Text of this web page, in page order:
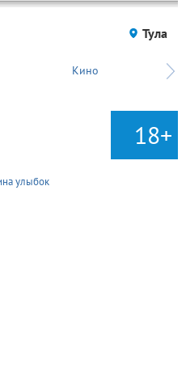
Тула
Кино
18+
улыбок